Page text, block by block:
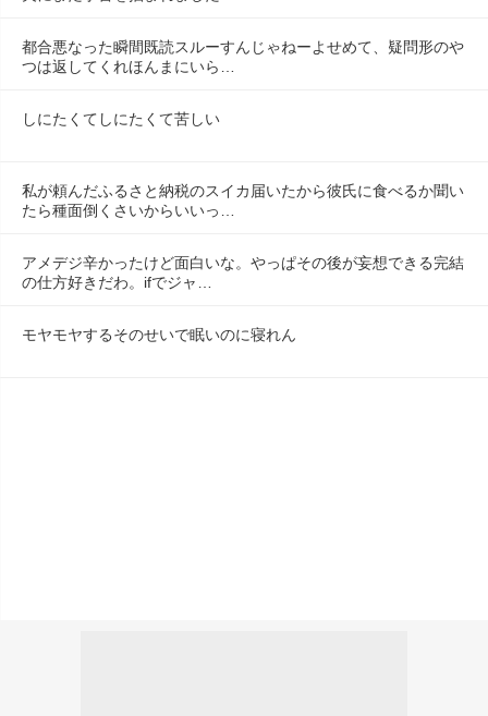
都合悪なった瞬間既読スルーすんじゃねーよせめて、疑問形のや
つは返してくれほんまにいら…
しにたくてしにたくて苦しい
私が頼んだふるさと納税のスイカ届いたから彼氏に食べるか聞い
たら種面倒くさいからいいっ…
アメデジ辛かったけど面白いな。やっぱその後が妄想できる完結
の仕方好きだわ。ifでジャ…
モヤモヤするそのせいで眠いのに寝れん